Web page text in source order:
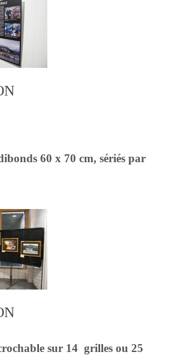
60 x 70 cm, sériés par
sur 14 grilles ou 25